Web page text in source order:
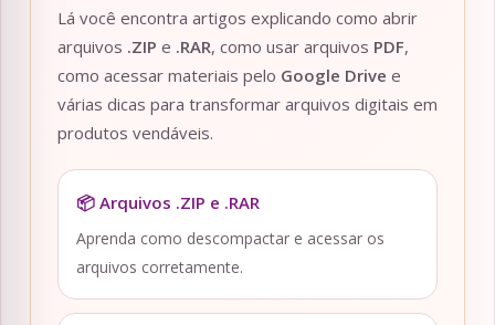
Lá você encontra artigos explicando como abrir
arquivos .ZIP e .RAR, como usar arquivos PDF,
como acessar materiais pelo Google Drive e
várias dicas para transformar arquivos digitais em
produtos vendáveis.
📦 Arquivos .ZIP e .RAR
Aprenda como descompactar e acessar os
arquivos corretamente.